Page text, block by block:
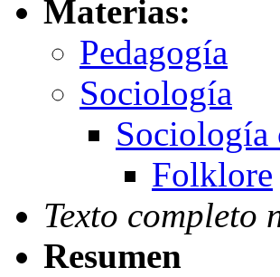
Materias:
Pedagogía
Sociología
Sociología
Folklore
Texto completo
Resumen